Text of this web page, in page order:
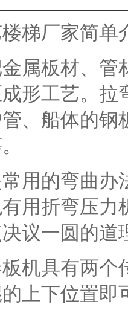
梯厂家简单
属板材、管
形工艺。拉
、船体的钢
的弯曲办
用折弯压力
议一圆的道
具有两个
上下位置即